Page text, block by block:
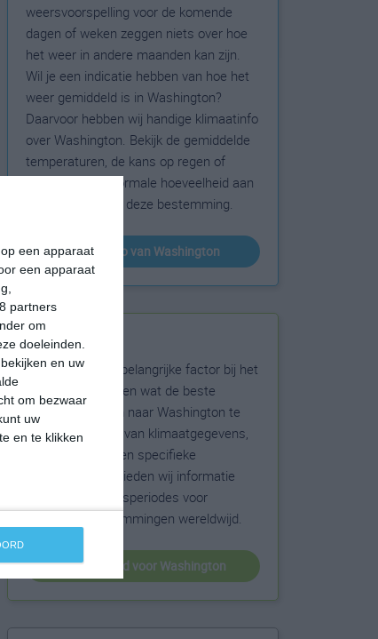
een apparaat
een apparaat
partners
om
doeleinden.
en uw
om bezwaar
uw
en te klikken
weersvoorspelling voor de komende
dagen of weken zeggen niets over hoe
het weer in andere maanden kan zijn.
Wil je een indicatie hebben van hoe het
weer gemiddeld is in Washington?
Daarvoor hebben wij handige klimaatinfo
over Washington. Bekijk de gemiddelde
temperaturen, de kans op regen of
sneeuw en de normale hoeveelheid aan
zonneschijn voor deze bestemming.
klimaatinfo van Washington
Beste reistijd
Het weer is een belangrijke factor bij het
reizen. Wil je weten wat de beste
maanden zijn om naar Washington te
reizen? Op basis van klimaatgegevens,
weersextremen en specifieke
weerinformatie bieden wij informatie
over de beste reisperiodes voor
duizenden bestemmingen wereldwijd.
beste reistijd voor Washington